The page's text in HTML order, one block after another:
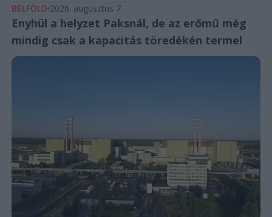
BELFÖLD 2026. augusztus 7.
Enyhül a helyzet Paksnál, de az erőmű még
mindig csak a kapacitás töredékén termel